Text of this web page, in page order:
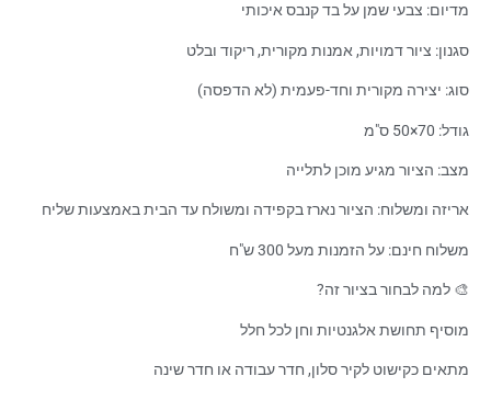
מדיום: צבעי שמן על בד קנבס איכותי
סגנון: ציור דמויות, אמנות מקורית, ריקוד ובלט
סוג: יצירה מקורית וחד-פעמית (לא הדפסה)
גודל: 70×50 ס"מ
מצב: הציור מגיע מוכן לתלייה
אריזה ומשלוח: הציור נארז בקפידה ומשולח עד הבית באמצעות שליח
משלוח חינם: על הזמנות מעל 300 ש"ח
🎨 למה לבחור בציור זה?
מוסיף תחושת אלגנטיות וחן לכל חלל
מתאים כקישוט לקיר סלון, חדר עבודה או חדר שינה